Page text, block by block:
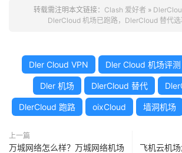
转载需注明本文链接： Clash 爱好者 »
DlerCloud 机场已跑路，DlerCloud 替代选
Dler Cloud VPN Dler Cloud 机场评测
Dler 机场 DlerCloud 替代
DlerCloud 跑路 oixCloud 墙洞机场
上一篇
万城网络怎么样？万城网络机场
飞机云机